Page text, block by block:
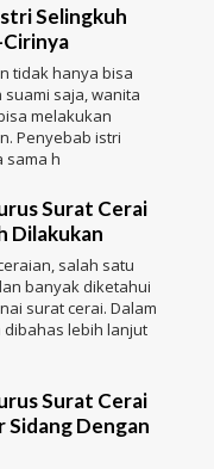
Selingkuh
tidak hanya bisa
saja, wanita
melakukan
Penyebab istri
sama h
Surat Cerai
Dilakukan
salah satu
banyak diketahui
surat cerai. Dalam
dibahas lebih lanjut
Surat Cerai
Sidang Dengan